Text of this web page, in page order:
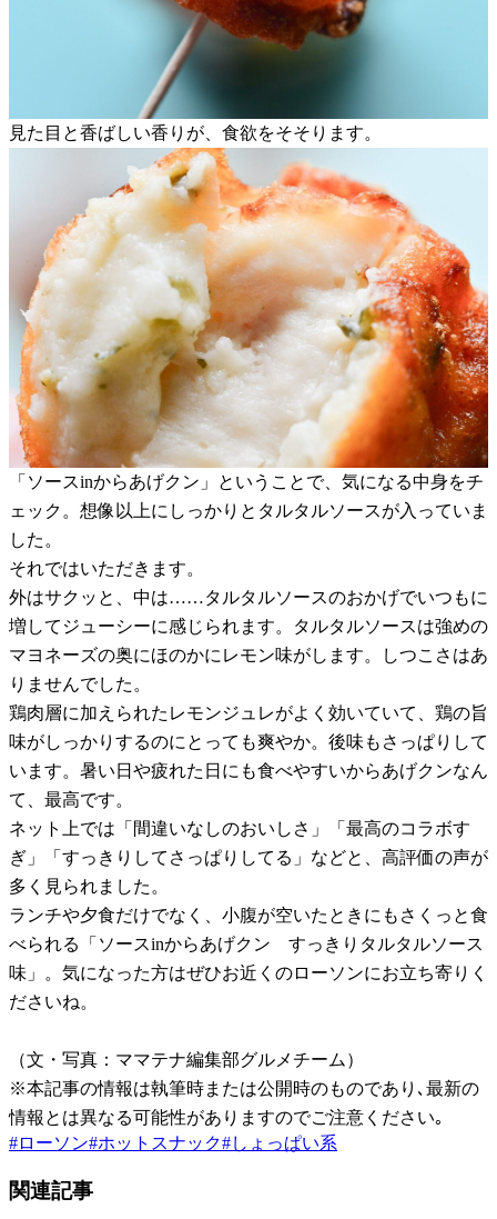
見た目と香ばしい香りが、食欲をそそります。
「ソースinからあげクン」ということで、気になる中身をチ
ェック。想像以上にしっかりとタルタルソースが入っていま
した。
それではいただきます。
外はサクッと、中は……タルタルソースのおかげでいつもに
増してジューシーに感じられます。タルタルソースは強めの
マヨネーズの奥にほのかにレモン味がします。しつこさはあ
りませんでした。
鶏肉層に加えられたレモンジュレがよく効いていて、鶏の旨
味がしっかりするのにとっても爽やか。後味もさっぱりして
います。暑い日や疲れた日にも食べやすいからあげクンなん
て、最高です。
ネット上では「間違いなしのおいしさ」「最高のコラボす
ぎ」「すっきりしてさっぱりしてる」などと、高評価の声が
多く見られました。
ランチや夕食だけでなく、小腹が空いたときにもさくっと食
べられる「ソースinからあげクン すっきりタルタルソース
味」。気になった方はぜひお近くのローソンにお立ち寄りく
ださいね。
（文・写真：ママテナ編集部グルメチーム）
※本記事の情報は執筆時または公開時のものであり､最新の
情報とは異なる可能性がありますのでご注意ください｡
#ローソン#ホットスナック#しょっぱい系
関連記事